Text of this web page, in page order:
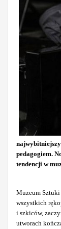
pedagogiem.
tendencji w
Muzeum Sztuki
wszystkich
i szkiców,
utworach